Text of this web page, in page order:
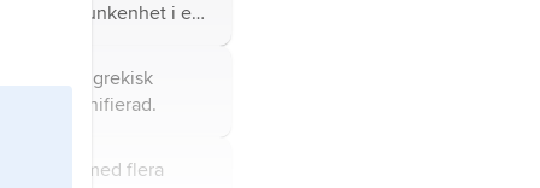
av försjunkenhet i en
självt och paradoxer
’natt’), i grekisk
personifierad.
gud med flera